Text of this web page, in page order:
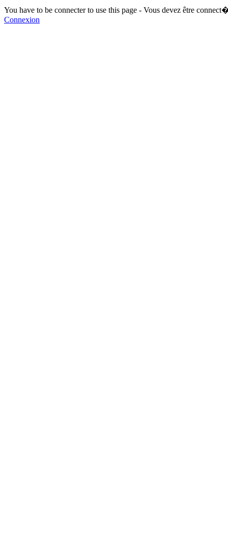
You have to be connecter to use this page - Vous devez être
Connexion